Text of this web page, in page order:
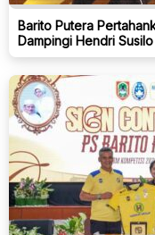
Barito Putera
Dampingi Hendri